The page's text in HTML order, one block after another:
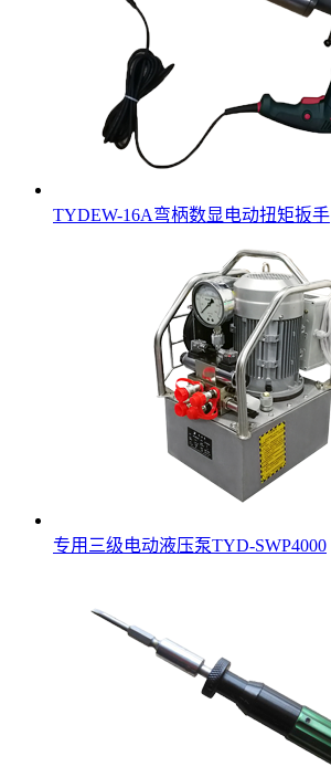
TYDEW-16A弯柄数显电动扭矩扳手
专用三级电动液压泵TYD-SWP4000